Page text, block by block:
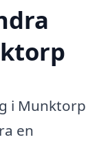
i Munktorp
en